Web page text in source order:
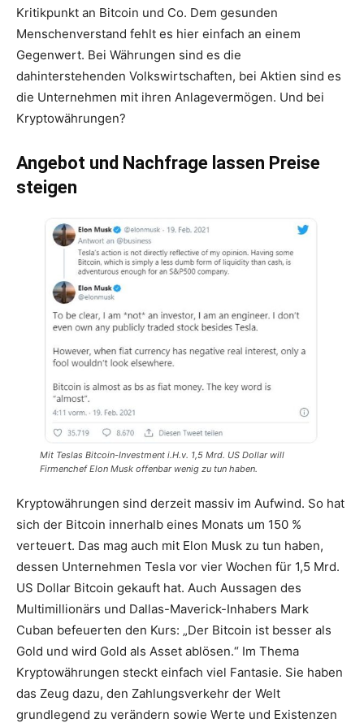
Kritikpunkt an Bitcoin und Co. Dem gesunden
Menschenverstand fehlt es hier einfach an einem
Gegenwert. Bei Währungen sind es die
dahinterstehenden Volkswirtschaften, bei Aktien sind es
die Unternehmen mit ihren Anlagevermögen. Und bei
Kryptowährungen?
Angebot und Nachfrage lassen Preise
steigen
Mit Teslas Bitcoin-Investment i.H.v. 1,5 Mrd. US Dollar will
Firmenchef Elon Musk offenbar wenig zu tun haben.
Kryptowährungen sind derzeit massiv im Aufwind. So hat
sich der Bitcoin innerhalb eines Monats um 150 %
verteuert. Das mag auch mit Elon Musk zu tun haben,
dessen Unternehmen Tesla vor vier Wochen für 1,5 Mrd.
US Dollar Bitcoin gekauft hat. Auch Aussagen des
Multimillionärs und Dallas-Maverick-Inhabers Mark
Cuban befeuerten den Kurs: „Der Bitcoin ist besser als
Gold und wird Gold als Asset ablösen.“ Im Thema
Kryptowährungen steckt einfach viel Fantasie. Sie haben
das Zeug dazu, den Zahlungsverkehr der Welt
grundlegend zu verändern sowie Werte und Existenzen